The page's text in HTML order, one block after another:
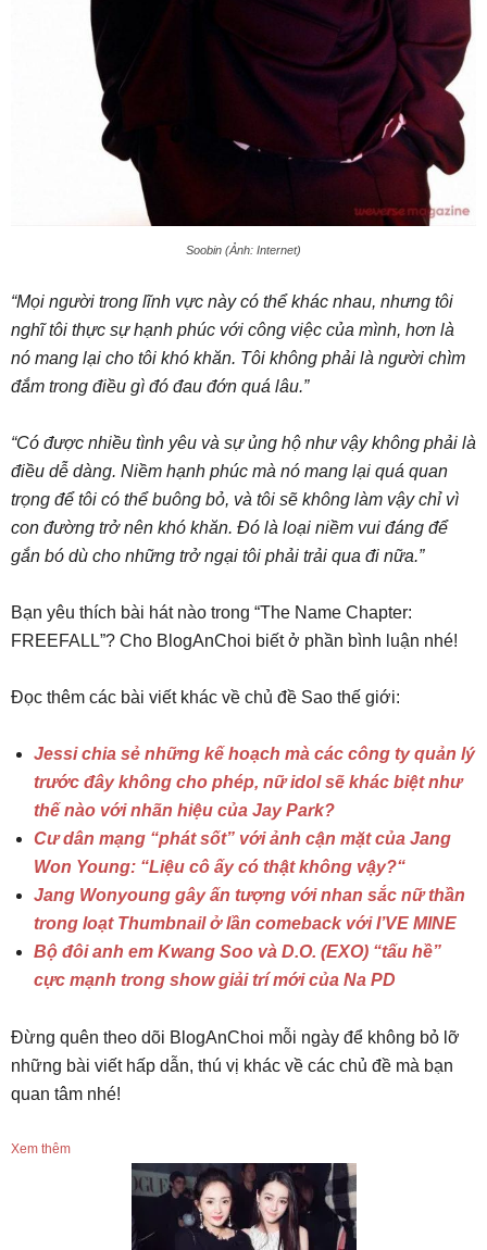
Soobin (Ảnh: Internet)
“Mọi người trong lĩnh vực này có thể khác nhau, nhưng tôi
nghĩ tôi thực sự hạnh phúc với công việc của mình, hơn là
nó mang lại cho tôi khó khăn. Tôi không phải là người chìm
đắm trong điều gì đó đau đớn quá lâu.”
“Có được nhiều tình yêu và sự ủng hộ như vậy không phải là
điều dễ dàng. Niềm hạnh phúc mà nó mang lại quá quan
trọng để tôi có thể buông bỏ, và tôi sẽ không làm vậy chỉ vì
con đường trở nên khó khăn. Đó là loại niềm vui đáng để
gắn bó dù cho những trở ngại tôi phải trải qua đi nữa.”
Bạn yêu thích bài hát nào trong “The Name Chapter:
FREEFALL”? Cho BlogAnChoi biết ở phần bình luận nhé!
Đọc thêm các bài viết khác về chủ đề Sao thế giới:
Jessi chia sẻ những kế hoạch mà các công ty quản lý
trước đây không cho phép, nữ idol sẽ khác biệt như
thế nào với nhãn hiệu của Jay Park?
Cư dân mạng “phát sốt” với ảnh cận mặt của Jang
Won Young: “Liệu cô ấy có thật không vậy?“
Jang Wonyoung gây ấn tượng với nhan sắc nữ thần
trong loạt Thumbnail ở lần comeback với I’VE MINE
Bộ đôi anh em Kwang Soo và D.O. (EXO) “tấu hề”
cực mạnh trong show giải trí mới của Na PD
Đừng quên theo dõi BlogAnChoi mỗi ngày để không bỏ lỡ
những bài viết hấp dẫn, thú vị khác về các chủ đề mà bạn
quan tâm nhé!
Xem thêm